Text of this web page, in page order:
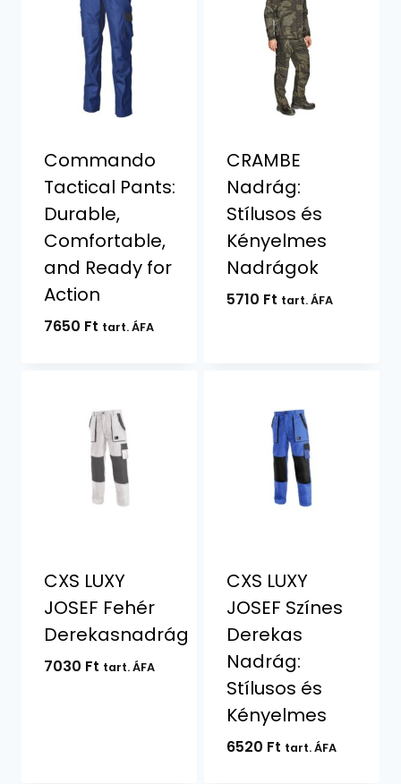
Commando
Tactical Pants:
Durable,
Comfortable,
and Ready for
Action
7650 Ft tart. ÁFA
CRAMBE
Nadrág:
Stílusos és
Kényelmes
Nadrágok
5710 Ft tart. ÁFA
CXS LUXY
JOSEF Fehér
Derekasnadrág
7030 Ft tart. ÁFA
CXS LUXY
JOSEF Színes
Derekas
Nadrág:
Stílusos és
Kényelmes
6520 Ft tart. ÁFA